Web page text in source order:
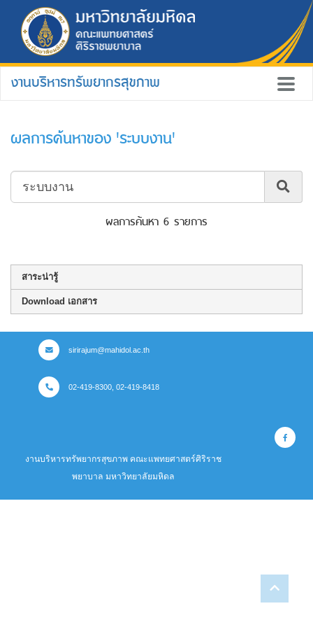
งานบริหารทรัพยากรสุขภาพ
ผลการค้นหาของ 'ระบบงาน'
ผลการค้นหา 6 รายการ
สาระน่ารู้
Download เอกสาร
sirirajum@mahidol.ac.th
02-419-8300, 02-419-8418
งานบริหารทรัพยากรสุขภาพ คณะแพทยศาสตร์ศิริราช
พยาบาล มหาวิทยาลัยมหิดล